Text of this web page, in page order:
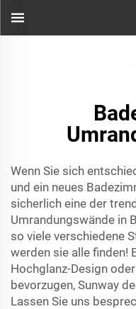
Wenn Sie sich
und ein neues
sicherlich eine der
Umrandungswände in
so viele verschiedene
werden sie alle finden!
Hochglanz-Design
bevorzugen, Sunway
Lassen Sie uns